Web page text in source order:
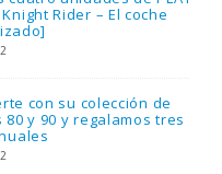
– El coche
su colección de
y regalamos tres